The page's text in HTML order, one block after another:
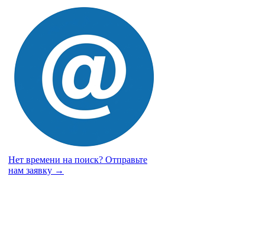
Нет времени на поиск? Отправьте
нам заявку →